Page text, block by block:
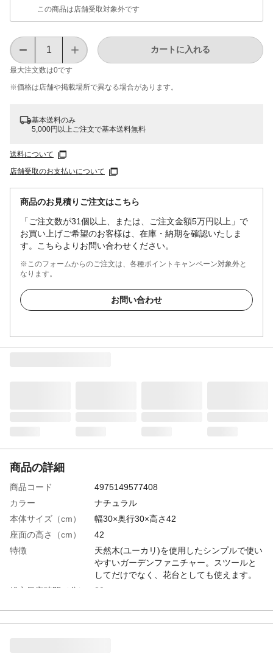
この商品は店舗受取対象外です
最大注文数は0です
カートに入れる
※価格は​店舗や​掲載場所で​異なる​場合が​あります。
基本送料のみ
5,000円以上ご注文で基本送料無料
送料について
店舗受取のお支払いについて
商品のお見積りご注文はこちら
「ご注文数が31個以上、または、ご注文金額5万円以上」で
お買い上げご希望のお客様は、在庫・納期を確認いたしま
す。こちらよりお問い合わせください。
※このフォームからのご注文は、各種ポイントキャンペーン対象外と
なります。
お問い合わせ
商品の詳細
商品コード
4975149577408
カラー
ナチュラル
本体サイズ（cm）
幅30×奥行30×高さ42
座面の高さ（cm）
42
特徴
天然木(ユーカリ)を使用したシンプルで使い
やすいガーデンファニチャー。スツールと
してだけでなく、花台としても使えます。
組立目安時間（分）
20
必要工具
六角レンチ(付属)